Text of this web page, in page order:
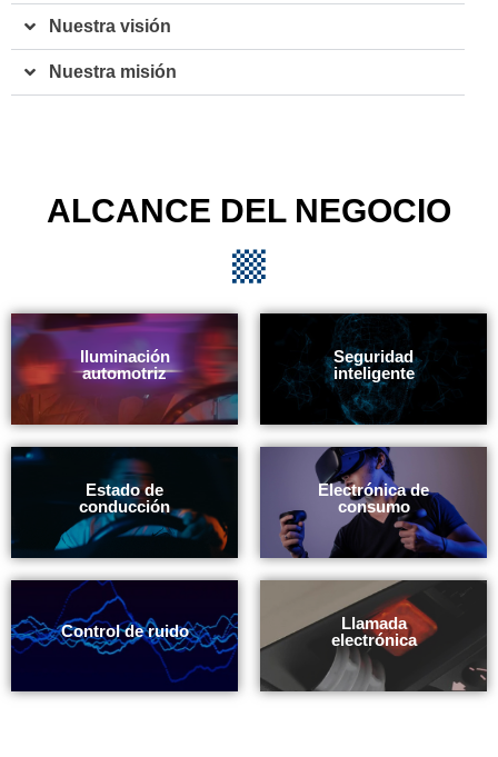
Nuestra visión
Nuestra misión
ALCANCE DEL NEGOCIO
Iluminación
automotriz
Comentarios de
vibración
Seguridad
inteligente
Electrodomésticos
inteligentes
Estado de
conducción
Piloto automático
Electrónica de
consumo
Actitud del
vehículo
Control de ruido
Sistema AVAS
Llamada
electrónica
Alarma anti-robo